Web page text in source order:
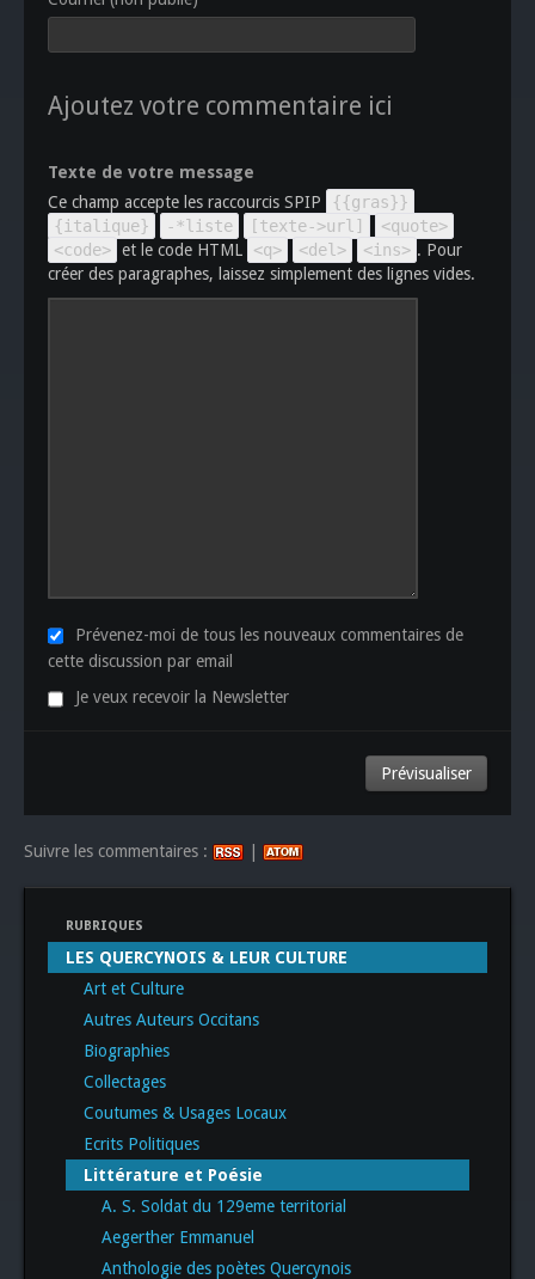
Ajoutez votre commentaire ici
Texte de votre message
Ce champ accepte les raccourcis SPIP
{{gras}}
{italique}
-*liste [texte->url]
<quote>
<code> et le code HTML <q> <del> <ins> . Pour
créer des paragraphes, laissez simplement des lignes vides.
Prévenez-moi de tous les nouveaux commentaires de
cette discussion par email
Je veux recevoir la Newsletter
Suivre les commentaires : |
RUBRIQUES
LES QUERCYNOIS & LEUR CULTURE
Art et Culture
Autres Auteurs Occitans
Biographies
Collectages
Coutumes & Usages Locaux
Ecrits Politiques
Littérature et Poésie
A. S. Soldat du 129eme territorial
Aegerther Emmanuel
Anthologie des poètes Quercynois